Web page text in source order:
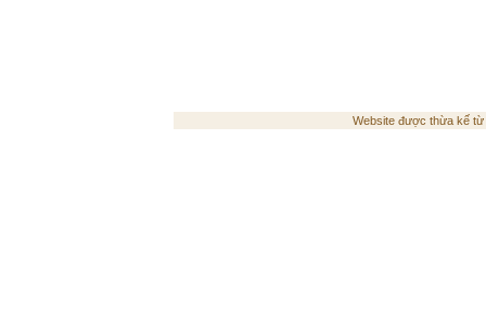
Website được thừa kế từ